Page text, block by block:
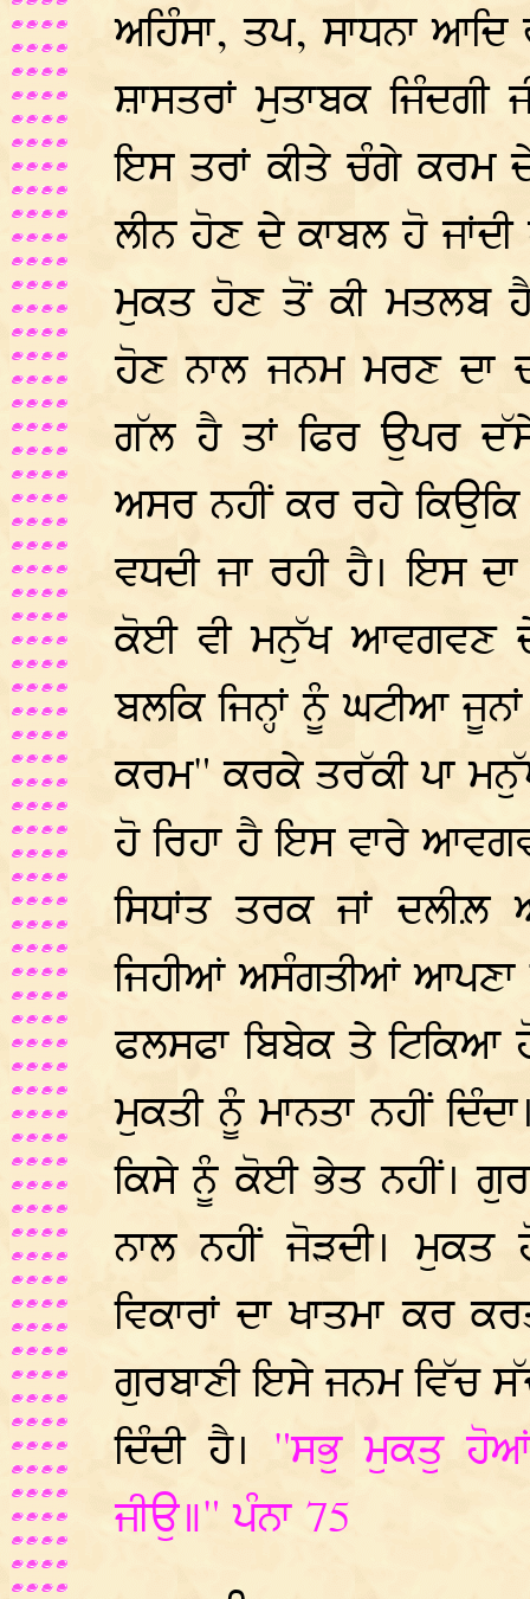
ਅਹਿੰਸਾ, ਤਪ, ਸਾਧਨਾ
ਸ਼ਾਸਤਰਾਂ ਮੁਤਾਬਕ
ਇਸ ਤਰਾਂ ਕੀਤੇ ਚੰਗੇ ਕਰਮ
ਲੀਨ ਹੋਣ ਦੇ ਕਾਬਲ ਹੋ
ਮੁਕਤ ਹੋਣ ਤੋਂ ਕੀ ਮਤਲਬ
ਹੋਣ ਨਾਲ ਜਨਮ ਮਰਣ ਦਾ
ਗੱਲ ਹੈ ਤਾਂ ਫਿਰ ਉਪਰ
ਅਸਰ ਨਹੀਂ ਕਰ ਰਹੇ ਕਿਉਕਿ
ਵਧਦੀ ਜਾ ਰਹੀ ਹੈ। ਇਸ
ਕੋਈ ਵੀ ਮਨੁੱਖ ਆਵਗਵਣ ਦੇ
ਬਲਕਿ ਜਿਨ੍ਹਾਂ ਨੂੰ ਘਟੀਆ
ਕਰਮ" ਕਰਕੇ ਤਰੱਕੀ ਪਾ
ਹੋ ਰਿਹਾ ਹੈ ਇਸ ਵਾਰੇ
ਸਿਧਾਂਤ ਤਰਕ ਜਾਂ
ਜਿਹੀਆਂ ਅਸੰਗਤੀਆਂ ਆਪਣਾ
ਫਲਸਫਾ ਬਿਬੇਕ ਤੇ
ਮੁਕਤੀ ਨੂੰ ਮਾਨਤਾ ਨਹੀਂ
ਕਿਸੇ ਨੂੰ ਕੋਈ ਭੇਤ ਨਹੀਂ।
ਨਾਲ ਨਹੀਂ ਜੋੜਦੀ।
ਵਿਕਾਰਾਂ ਦਾ ਖਾਤਮਾ ਕਰ
ਗੁਰਬਾਣੀ ਇਸੇ ਜਨਮ ਵਿੱਚ
ਦਿੰਦੀ ਹੈ। "ਸਭੁ ਮੁਕਤੁ ਹੋਆਂ
ਜੀਉ॥" ਪੰਨਾ 75